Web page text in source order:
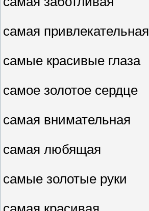
самая привлекательная
самые красивые глаза
самое золотое сердце
самая внимательная
самая любящая
самые золотые руки